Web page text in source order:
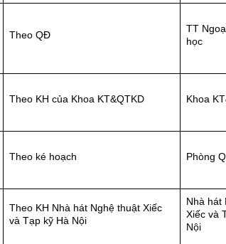
Theo QĐ
TT
học
Theo KH của Khoa KT&QTKD Khoa
Theo ké hoạch Phòng
Theo KH Nhà hát Nghệ thuật Xiếc
và Tạp kỹ Hà Nội
Nhà hát
Xiếc và
Nội